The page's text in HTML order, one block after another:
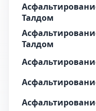
Талдом
Талдом